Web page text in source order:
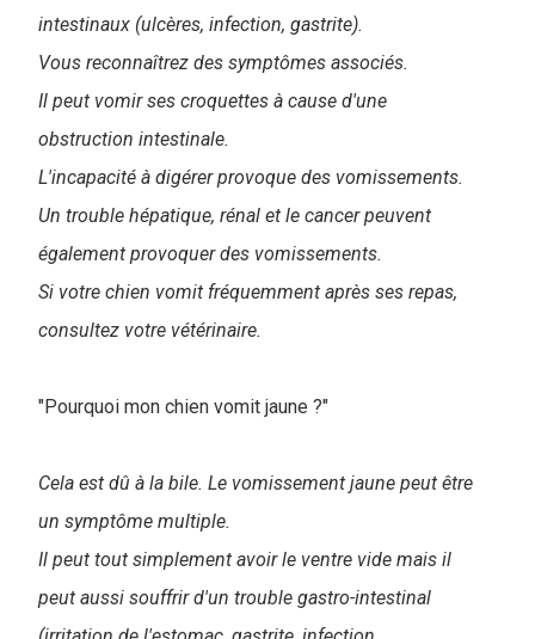
intestinaux (ulcères, infection, gastrite).
Vous reconnaîtrez des symptômes associés.
Il peut vomir ses croquettes à cause d'une
obstruction intestinale.
L'incapacité à digérer provoque des vomissements.
Un trouble hépatique, rénal et le cancer peuvent
également provoquer des vomissements.
Si votre chien vomit fréquemment après ses repas,
consultez votre vétérinaire.
"Pourquoi mon chien vomit jaune ?"
Cela est dû à la bile. Le vomissement jaune peut être
un symptôme multiple.
Il peut tout simplement avoir le ventre vide mais il
peut aussi souffrir d'un trouble gastro-intestinal